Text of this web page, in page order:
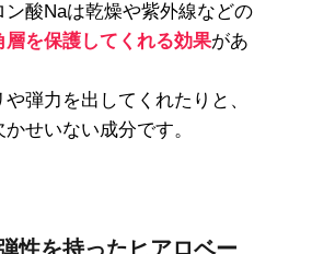
酸Naは乾燥や紫外線などの
層を保護してくれる効果があ
弾力を出してくれたりと、
せいない成分です。
性を持ったヒアロベー